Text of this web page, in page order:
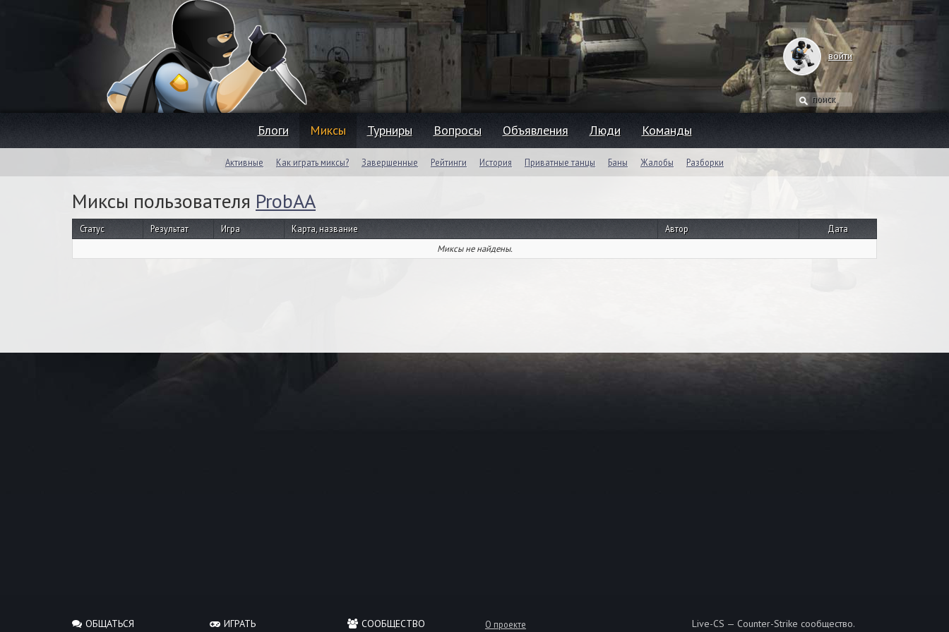
войти
Блоги Миксы Турниры Вопросы Объявления Люди Команды
Активные Как играть миксы? Завершенные Рейтинги История Приватные танцы Баны Жалобы Разборки
Миксы пользователя ProbAA
Миксы не найдены.
Статус Результат Игра Карта, название Автор Дата
ОБЩАТЬСЯ ИГРАТЬ СООБЩЕСТВО О проекте
Live-CS — Counter-Strike сообщество.